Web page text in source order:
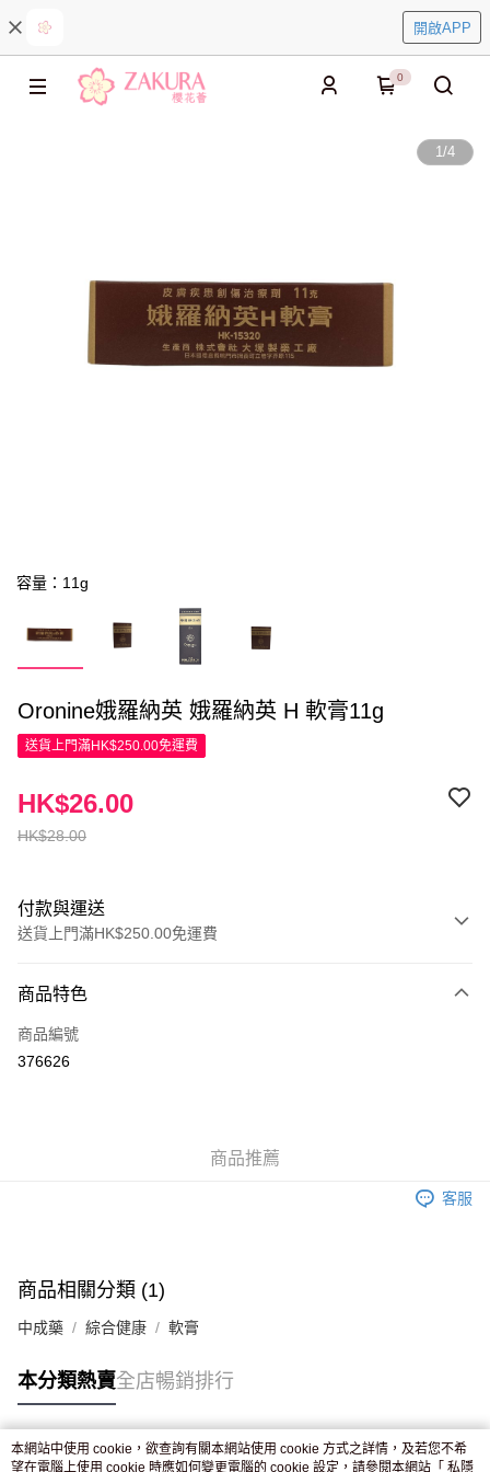
開啟APP
0
1/4
容量：11g
Oronine娥羅納英 娥羅納英 H 軟膏11g
送貨上門滿HK$250.00免運費
HK$28.00
HK$26.00
付款與運送
送貨上門滿HK$250.00免運費
信用卡
Apple Pay
付款後門市自取，訂單確認後2-4個工作天到店，7天內取。逾期後
商品特色
商品編號
376626
商品推薦
客服
商品相關分類 (1)
中成藥 綜合健康 軟膏
本分類熱賣全店暢銷排行
熱門標籤
本網站中使用 cookie，欲查詢有關本網站使用 cookie 方式之詳情，及若您不希
望在電腦上使用 cookie 時應如何變更電腦的 cookie 設定，請參閱本網站「 私隱